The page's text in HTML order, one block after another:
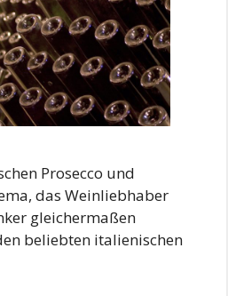
Prosecco und
das Weinliebhaber
gleichermaßen
beliebten italienischen